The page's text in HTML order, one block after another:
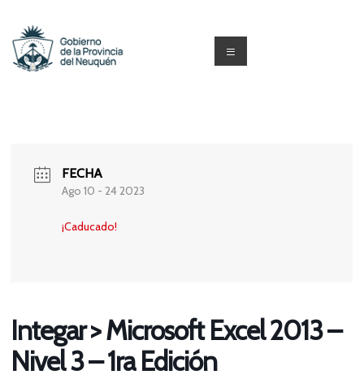
contenido
Formación
Neuquén
Menú
FECHA
Ago 10 - 24 2023
¡Caducado!
Integar > Microsoft Excel 2013 –
Nivel 3 – 1ra Edición